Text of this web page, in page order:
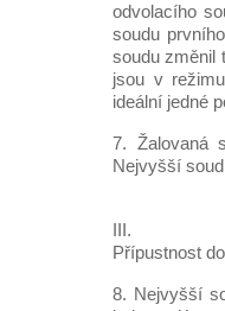
odvolacího
soudu
soudu změnil
jsou v
ideální jedné
7. Žalovaná
Nejvyšší
III.
Přípustnost
8. Nejvyšší